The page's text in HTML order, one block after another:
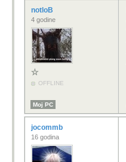
notloB
4 godine
OFFLINE
Moj PC
jocommb
16 godina